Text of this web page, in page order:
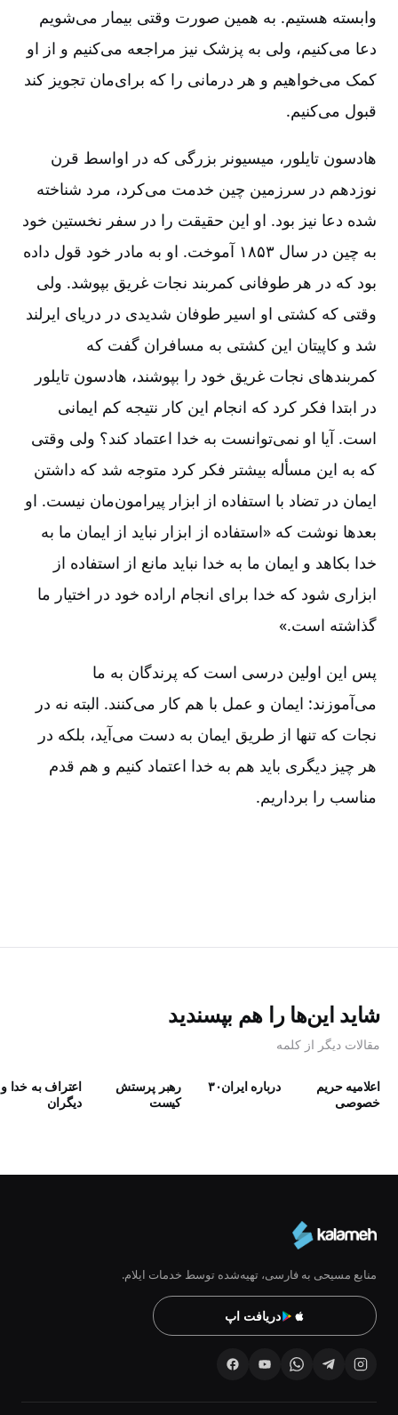
وابسته هستیم. به همین صورت وقتی بیمار می‌شویم
دعا می‌کنیم، ولی به پزشک نیز مراجعه می‌کنیم و از او
کمک می‌خواهیم و هر درمانی را که برای‌مان تجویز کند
قبول می‌کنیم.
هادسون تایلور، میسیونر بزرگی که در اواسط قرن
نوزدهم در سرزمین چین خدمت می‌کرد، مرد شناخته
شده دعا نیز بود. او این حقیقت را در سفر نخستین خود
به چین در سال ۱۸۵۳ آموخت. او به مادر خود قول داده
بود که در هر طوفانی کمربند نجات غریق بپوشد. ولی
وقتی که کشتی او اسیر طوفان شدیدی در دریای ایرلند
شد و کاپیتان این کشتی به مسافران گفت که
کمربندهای نجات غریق خود را بپوشند، هادسون تایلور
در ابتدا فکر کرد که انجام این کار نتیجه کم ایمانی
است. آیا او نمی‌توانست به خدا اعتماد کند؟ ولی وقتی
که به این مسأله بیشتر فکر کرد متوجه شد که داشتن
ایمان در تضاد با استفاده از ابزار پیرامون‌مان نیست. او
بعدها نوشت که «استفاده از ابزار نباید از ایمان ما به
خدا بکاهد و ایمان ما به خدا نباید مانع از استفاده از
ابزاری شود که خدا برای انجام اراده خود در اختیار ما
گذاشته است.»
پس این اولین درسی است که پرندگان به ما
می‌آموزند:‏ ایمان و عمل با هم کار می‌کنند. البته نه در
نجات که تنها از طریق ایمان به دست می‌آید، بلکه در
هر چیز دیگری باید هم به خدا اعتماد کنیم و هم قدم
مناسب را برداریم.
شاید این‌ها را هم بپسندید
مقالات دیگر از کلمه
اعلامیه حریم
خصوصی
درباره ایران۳۰
رهبر پرستش
كيست
اعتراف به خدا و
دیگران
منابع مسیحی به فارسی، تهیه‌شده توسط خدمات ایلام.
دریافت اپ